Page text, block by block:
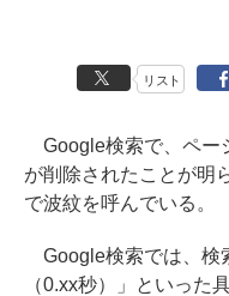
リスト
Google検索で、ペー
が削除されたことが明
で波紋を呼んでいる。
Google検索では、検
（0.xx秒）」といった